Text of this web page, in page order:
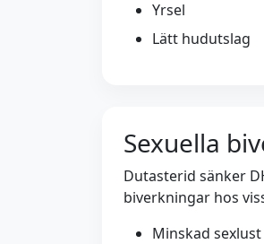
Yrsel
Lätt hudutslag
Sexuella
Dutasterid sänker
biverkningar hos
Minskad sexlust